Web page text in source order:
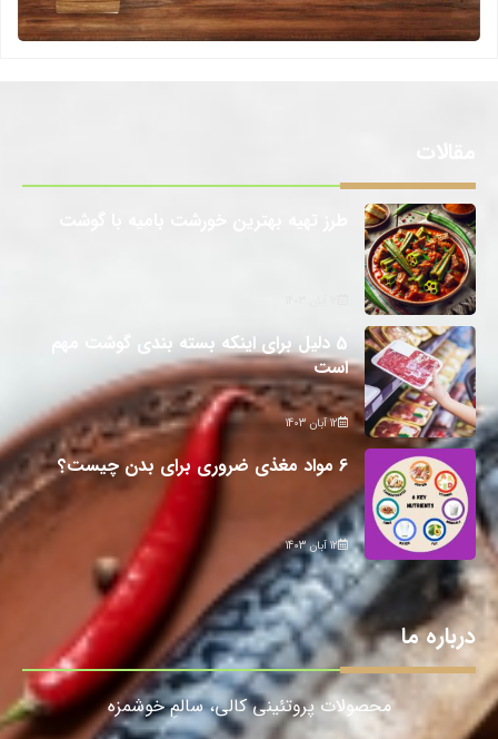
5 دلیل برای اینکه بسته بندی گوشت مهم
است
12 آبان 1403
6 مواد مغذی ضروری برای بدن چیست؟
12 آبان 1403
درباره ما
محصولات پروتئینی کالی، سالمِ خوشمزه